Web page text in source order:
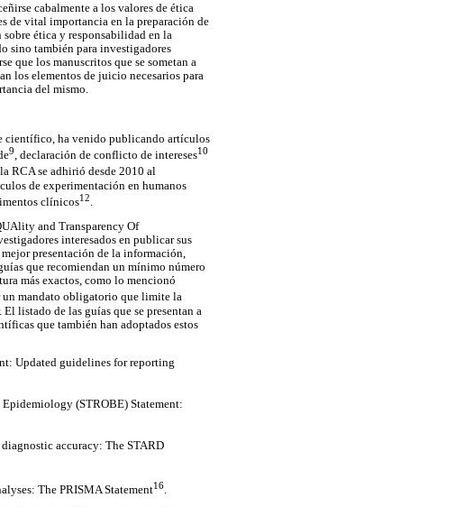
cabalmente a los valores de ética
de vital importancia en la preparación de
ética y responsabilidad en la
sino también para investigadores
que los manuscritos que se sometan a
los elementos de juicio necesarios para
del mismo.
científico, ha venido publicando artículos
9, declaración de conflicto de intereses10
RCA se adhirió desde 2010 al
de experimentación en humanos
clínicos12
and Transparency Of
interesados en publicar sus
mejor presentación de la información,
que recomiendan un mínimo número
más exactos, como lo mencionó
un mandato obligatorio que limite la
listado de las guías que se presentan a
que también han adoptados estos
Updated guidelines for reporting
(STROBE) Statement:
accuracy: The STARD
The PRISMA Statement16.